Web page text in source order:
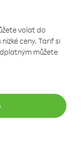
volat do
ceny. Tarif si
můžete